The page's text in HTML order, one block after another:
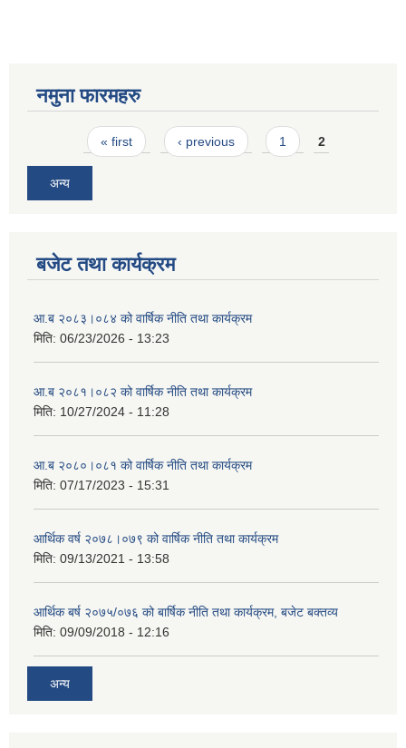
नमुना फारमहरु
Pages« first ‹ previous 1 2
अन्य
बजेट तथा कार्यक्रम
आ.ब २०८३।०८४ को वार्षिक नीति तथा कार्यक्रम
मिति: 06/23/2026 - 13:23
आ.ब २०८१।०८२ को वार्षिक नीति तथा कार्यक्रम
मिति: 10/27/2024 - 11:28
आ.ब २०८०।०८१ को वार्षिक नीति तथा कार्यक्रम
मिति: 07/17/2023 - 15:31
आर्थिक वर्ष २०७८।०७९ को वार्षिक नीति तथा कार्यक्रम
मिति: 09/13/2021 - 13:58
आर्थिक बर्ष २०७५/०७६ को बार्षिक नीति तथा कार्यक्रम, बजेट बक्तव्य
मिति: 09/09/2018 - 12:16
अन्य